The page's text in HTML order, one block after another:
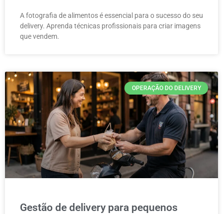
A fotografia de alimentos é essencial para o sucesso do seu
delivery. Aprenda técnicas profissionais para criar imagens
que vendem.
OPERAÇÃO DO DELIVERY
Gestão de delivery para pequenos